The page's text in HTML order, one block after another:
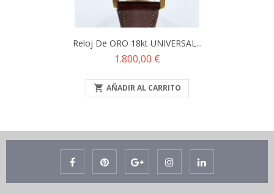
Reloj De ORO 18kt UNIVERSAL...
Precio
1.800,00 €
 AÑADIR AL CARRITO